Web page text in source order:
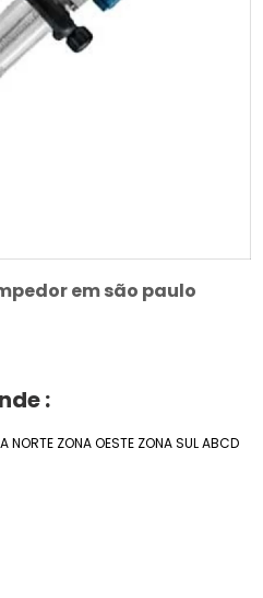
em são paulo
:
NORTE ZONA OESTE ZONA SULABCD